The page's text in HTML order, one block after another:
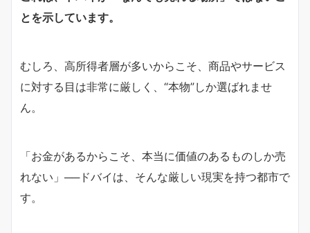
とを示しています。
むしろ、高所得者層が多いからこそ、商品やサービス
に対する目は非常に厳しく、“本物”しか選ばれませ
ん。
「お金があるからこそ、本当に価値のあるものしか売
れない」──ドバイは、そんな厳しい現実を持つ都市で
す。